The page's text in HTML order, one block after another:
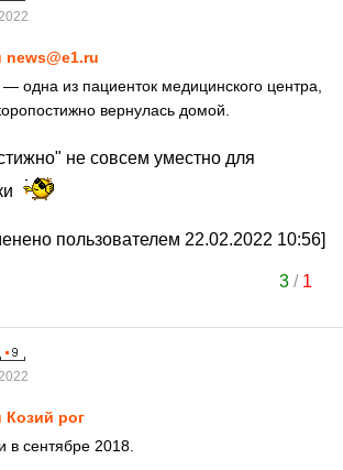
news@e1.ru
одна из пациенток медицинского центра,
вернулась домой.
не совсем уместно для
пользователем 22.02.2022 10:56]
3/ 1
Козий рог
в сентябре 2018.